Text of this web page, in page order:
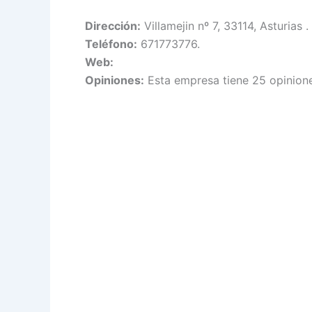
Dirección: Villamejin nº 7, 33114, Asturias .
Teléfono: 671773776.
Web:
Opiniones: Esta empresa tiene 25